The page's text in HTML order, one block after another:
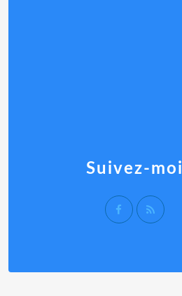
Suivez-moi